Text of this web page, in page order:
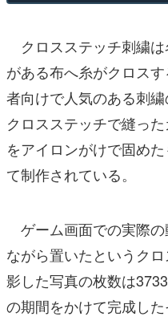
クロスステッチ刺繍
がある布へ糸がクロス
者向けで人気のある刺繍
クロスステッチで縫っ
をアイロンがけで固め
て制作されている。
ゲーム画面での実際
ながら置いたというク
影した写真の枚数は
の期間をかけて完成した